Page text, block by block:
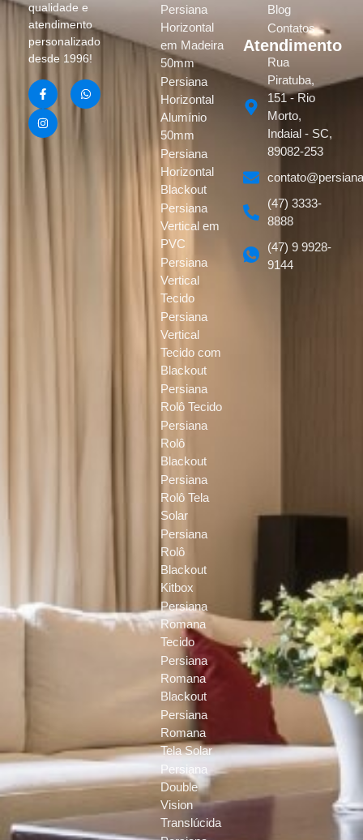
qualidade e
atendimento
personalizado
desde 1996!
Persiana
Horizontal
em Madeira
50mm
Persiana
Horizontal
Alumínio
50mm
Persiana
Horizontal
Blackout
Persiana
Vertical em
PVC
Persiana
Vertical
Tecido
Persiana
Vertical
Tecido com
Blackout
Persiana
Rolô Tecido
Persiana
Rolô
Blackout
Persiana
Rolô Tela
Solar
Persiana
Rolô
Blackout
Kitbox
Persiana
Romana
Tecido
Persiana
Romana
Blackout
Persiana
Romana
Tela Solar
Persiana
Double
Vision
Translúcida
Blog
Contatos
Atendimento
Rua
Piratuba,
151 - Rio
Morto,
Indaial - SC,
89082-253
(47) 3333-
8888
(47) 9 9928-
9144